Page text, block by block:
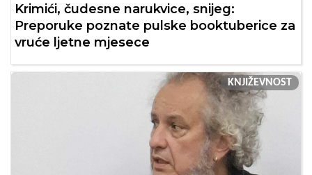
Krimići, čudesne narukvice, snijeg:
Preporuke poznate pulske booktuberice za
vruće ljetne mjesece
KNJIŽEVNOST